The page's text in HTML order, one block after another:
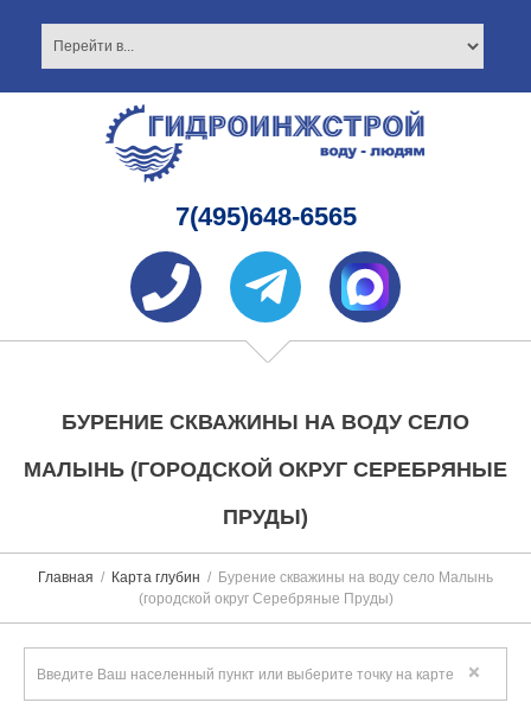
7(495)648-6565
БУРЕНИЕ СКВАЖИНЫ НА ВОДУ СЕЛО
МАЛЫНЬ (ГОРОДСКОЙ ОКРУГ СЕРЕБРЯНЫЕ
ПРУДЫ)
Главная Карта глубин
Бурение скважины на воду село Малынь
(городской округ Серебряные Пруды)